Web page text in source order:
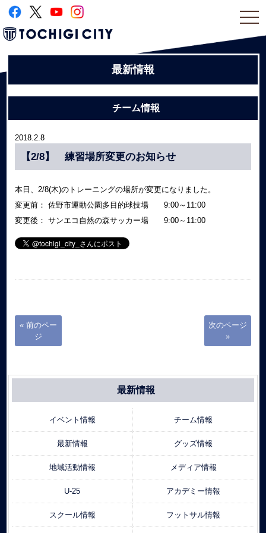
最新情報
チーム情報
2018.2.8
【2/8】 練習場所変更のお知らせ
本日、2/8(木)のトレーニングの場所が変更になりました。
変更前： 佐野市運動公園多目的球技場 9:00～11:00
変更後： サンエコ自然の森サッカー場 9:00～11:00
« 前のペー
ジ
次のページ
»
最新情報
イベント情報 チーム情報
最新情報 グッズ情報
地域活動情報 メディア情報
U-25 アカデミー情報
スクール情報 フットサル情報